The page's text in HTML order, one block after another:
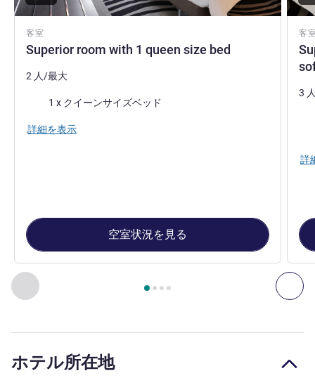
前に戻る - 客室 次
4 ページ中 , 客室 1 : Superior room with 1 queen
客室
Superior room with 1 queen size bed
2 人/最大
1 x クイーンサイズベッド
詳細を表示
空室状況を見る
客
3
詳
ホテル所在地